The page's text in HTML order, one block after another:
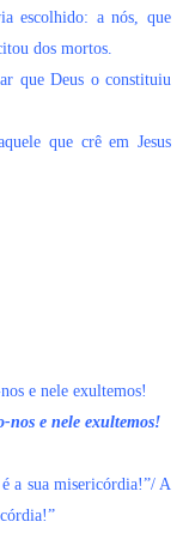
escolhido: a nós, que
dos mortos.
que Deus o constituiu
que crê em Jesus
e nele exultemos!
nos e nele exultemos!
a sua misericórdia!”/ A